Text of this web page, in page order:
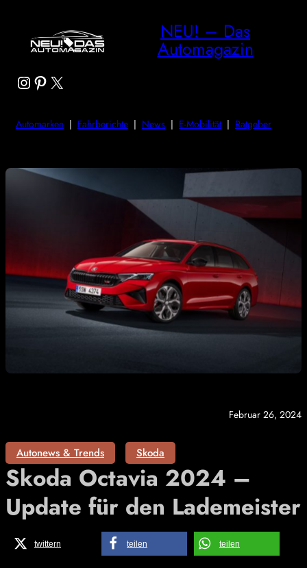
NEU! – Das
Automagazin
Instagram
Pinterest
X
Automarken | Fahrberichte | News | E-Mobilität| Ratgeber
Februar 26, 2024
Autonews & Trends Skoda
Skoda Octavia 2024 –
Update für den Lademeister
twittern teilen teilen